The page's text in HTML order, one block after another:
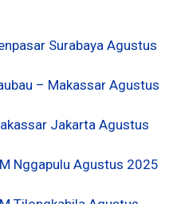
Surabaya Agustus
– Makassar Agustus
Jakarta Agustus
Nggapulu Agustus 2025